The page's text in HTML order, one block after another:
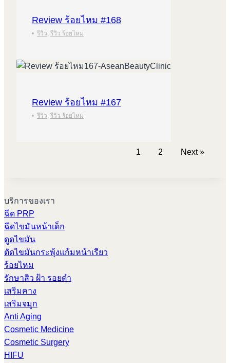
Review ร้อยไหม #168
• รีวิว, รีวิว ร้อยไหม
Review ร้อยไหม #167
• รีวิว, รีวิว ร้อยไหม
1 2 Next »
บริการของเรา
ฉีด PRP
ฉีดไขมันหน้าเด็ก
ดูดไขมัน
ตัดไขมันกระพุ้งแก้มหน้าเรียว
ร้อยไหม
รักษาสิว ฝ้า รอยดำ
เสริมคาง
เสริมจมูก
Anti Aging
Cosmetic Medicine
Cosmetic Surgery
HIFU